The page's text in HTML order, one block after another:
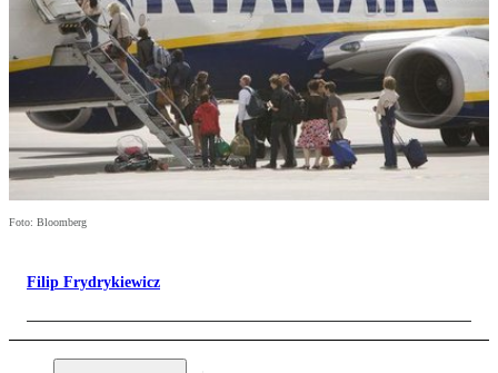
Foto: Bloomberg
Filip Frydrykiewicz